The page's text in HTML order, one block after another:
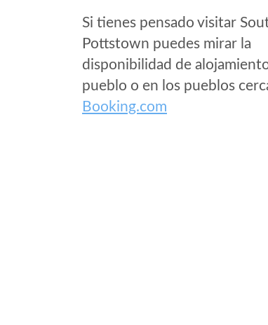
Si tienes pensado visitar
Pottstown puedes mirar la
disponibilidad de
pueblo o en los pueblos
Booking.com